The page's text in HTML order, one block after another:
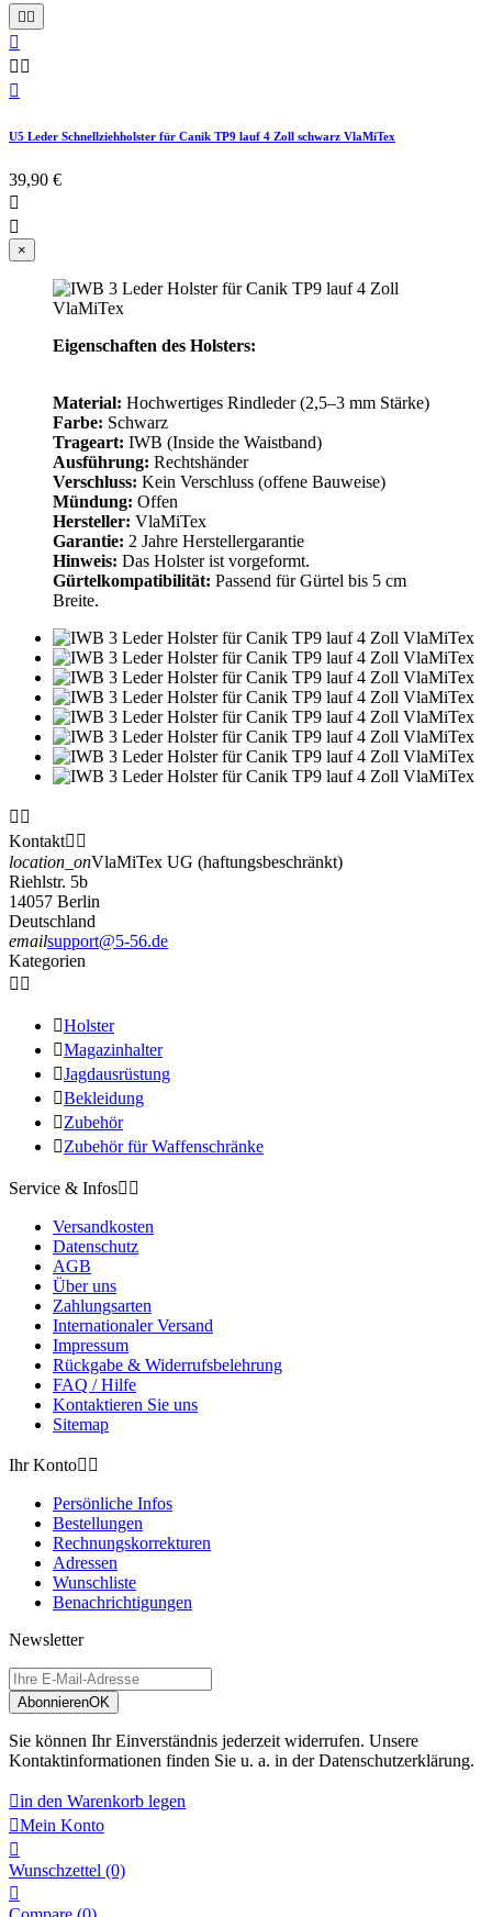
 

 

U5 Leder Schnellziehholster für Canik TP9 lauf 4 Zoll schwarz VlaMiTex
39,90 €


×
Eigenschaften des Holsters:
Material: Hochwertiges Rindleder (2,5–3 mm Stärke)
Farbe: Schwarz
Trageart: IWB (Inside the Waistband)
Ausführung: Rechtshänder
Verschluss: Kein Verschluss (offene Bauweise)
Mündung: Offen
Hersteller: VlaMiTex
Garantie: 2 Jahre Herstellergarantie
Hinweis: Das Holster ist vorgeformt.
Gürtelkompatibilität: Passend für Gürtel bis 5 cm
Breite.
 
Kontakt 
location_onVlaMiTex UG (haftungsbeschränkt)
Riehlstr. 5b
14057 Berlin
Deutschland
emailsupport@5-56.de
Kategorien
 
Holster
Magazinhalter
Jagdausrüstung
Bekleidung
Zubehör
Zubehör für Waffenschränke
Service & Infos 
Versandkosten
Datenschutz
AGB
Über uns
Zahlungsarten
Internationaler Versand
Impressum
Rückgabe & Widerrufsbelehrung
FAQ / Hilfe
Kontaktieren Sie uns
Sitemap
Ihr Konto 
Persönliche Infos
Bestellungen
Rechnungskorrekturen
Adressen
Wunschliste
Benachrichtigungen
Newsletter
AbonnierenOK
Sie können Ihr Einverständnis jederzeit widerrufen. Unsere
Kontaktinformationen finden Sie u. a. in der Datenschutzerklärung.
in den Warenkorb legen
Mein Konto

Wunschzettel (0)
